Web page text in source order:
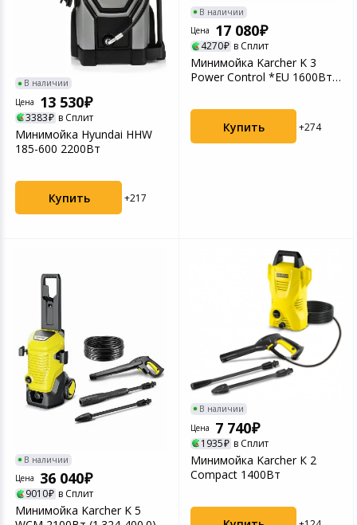
В наличии
Цена
13 530
3383 в Сплит
Минимойка Hyundai HHW
185-600 2200Вт
Купить +217
В наличии
Цена
17 080
4270 в Сплит
Минимойка Karcher K 3
Power Control *EU 1600Вт
Купить +274
В наличии
Цена
36 040
9010 в Сплит
Минимойка Karcher K 5
В наличии
Цена
7 740
1935 в Сплит
Минимойка Karcher К 2
Compact 1400Вт